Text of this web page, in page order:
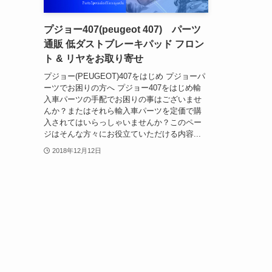
プジョー407(peugeot 407) パーツ
通販 低ダストブレーキパッド フロン
ト & リヤをお取り寄せ
プジョー(PEUGEOT)407をはじめ プジョーパ
ーツでお困りの方へ プジョー407をはじめ輸
入車パーツの手配でお困りの事はございませ
んか？またはそれら輸入車パーツを定価で購
入されてはいらっしゃいませんか？このペー
ジはそんな方々にお役立ていただける内容...
2018年12月12日